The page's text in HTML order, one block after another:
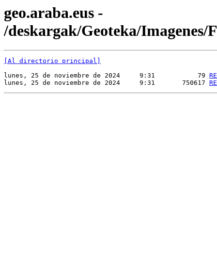
geo.araba.eus -
/deskargak/Geoteka/
[Al directorio principal]
lunes, 25 de noviembre de 2024     9:31           79
lunes, 25 de noviembre de 2024     9:31       750617